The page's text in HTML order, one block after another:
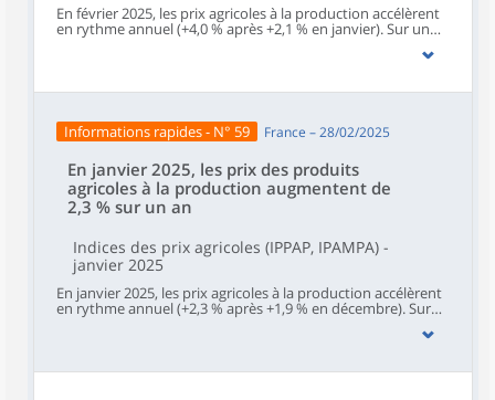
En février 2025, les prix agricoles à la production accélèrent
en rythme annuel (+4,0 % après +2,1 % en janvier). Sur un
mois, les prix à la production des produits agricoles non
plantes en pots – accélèrent (+0,6 % après +0,2 % en janvier
production agricole reculent sur un an pour le vingt-
deuxième mois consécutif (‑1,0 % en février après ‑0,7 % en
+1,0 %).
Informations rapides - N° 59 France – 28/02/2025
En janvier 2025, les prix des produits
agricoles à la production augmentent de
2,3 % sur un an
Indices des prix agricoles (IPPAP, IPAMPA) -
janvier 2025
En janvier 2025, les prix agricoles à la production accélèrent
en rythme annuel (+2,3 % après +1,9 % en décembre). Sur
un mois, les prix à la production des produits agricoles non
plantes en pots – sont quasi stables (+0,1 % après +0,6 % en